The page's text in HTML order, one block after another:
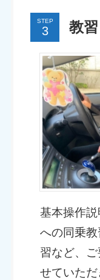
STEP 教習
基本操作
への同乗
習など、
せていただ